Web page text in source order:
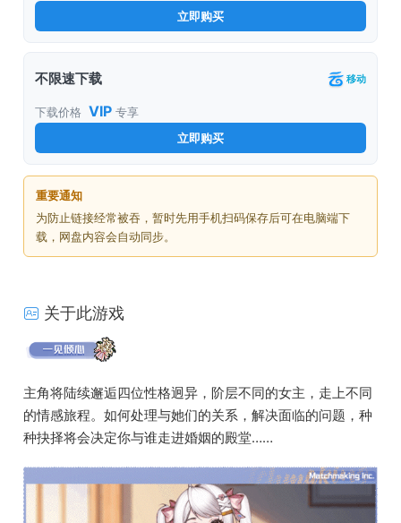
立即购买
不限速下载 移动
下载价格 VIP 专享
立即购买
重要通知
为防止链接经常被吞，暂时先用手机扫码保存后可在电脑端下
载，网盘内容会自动同步。
关于此游戏
主角将陆续邂逅四位性格迥异，阶层不同的女主，走上不同
的情感旅程。如何处理与她们的关系，解决面临的问题，种
种抉择将会决定你与谁走进婚姻的殿堂……